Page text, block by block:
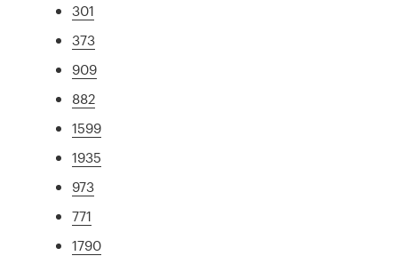
301
373
909
882
1599
1935
973
771
1790